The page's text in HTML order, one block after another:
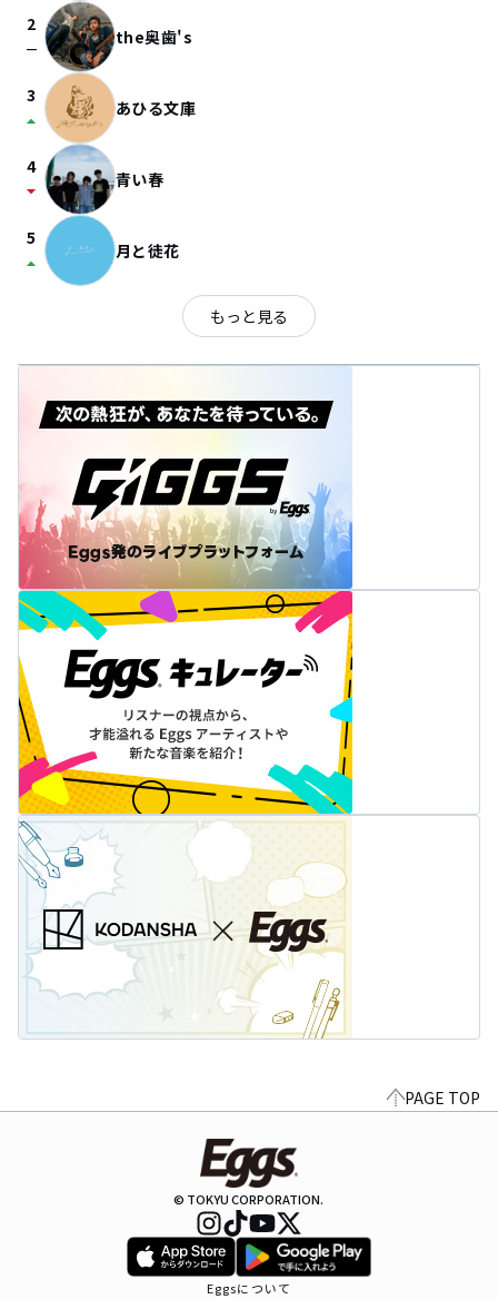
2
check_indeterminate_small the奥歯's
3
arrow_drop_up あひる文庫
4
arrow_drop_down 青い春
5
arrow_drop_up 月と徒花
もっと見る
PAGE TOP
© TOKYU CORPORATION.
Eggsについて